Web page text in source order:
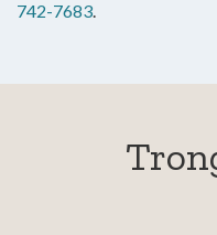
742-7683.